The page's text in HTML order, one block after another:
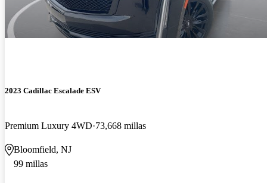
2023 Cadillac Escalade ESV
Premium Luxury 4WD 73,668 millas
Bloomfield, NJ
99 millas